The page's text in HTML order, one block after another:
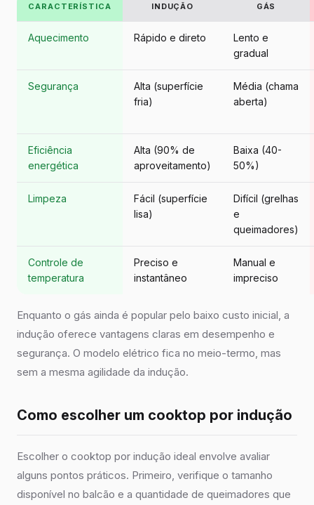
CARACTERÍSTICA INDUÇÃO GÁS
Aquecimento Rápido e direto
Lento e
gradual
Segurança
Alta (superfície
fria)
Média (chama
aberta)
Eficiência
energética
Alta (90% de
aproveitamento)
Baixa (40-
50%)
Limpeza
Fácil (superfície
lisa)
Difícil (grelhas
e
queimadores)
Controle de
temperatura
Preciso e
instantâneo
Manual e
impreciso
Enquanto o gás ainda é popular pelo baixo custo inicial, a
indução oferece vantagens claras em desempenho e
segurança. O modelo elétrico fica no meio-termo, mas
sem a mesma agilidade da indução.
Como escolher um cooktop por indução
Escolher o cooktop por indução ideal envolve avaliar
alguns pontos práticos. Primeiro, verifique o tamanho
disponível no balcão e a quantidade de queimadores que